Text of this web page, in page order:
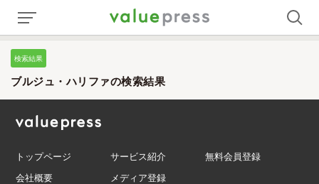
検索結果
ブルジュ・ハリファの検索結果
トップページ サービス紹介
無料会員登録
会社概要
メディア登録